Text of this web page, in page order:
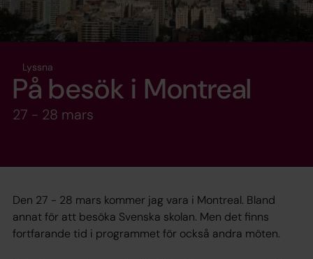
Lyssna
På besök i Montreal
27 - 28 mars
Den 27 - 28 mars kommer jag vara i Montreal. Bland
annat för att besöka Svenska skolan. Men det finns
fortfarande tid i programmet för också andra möten.